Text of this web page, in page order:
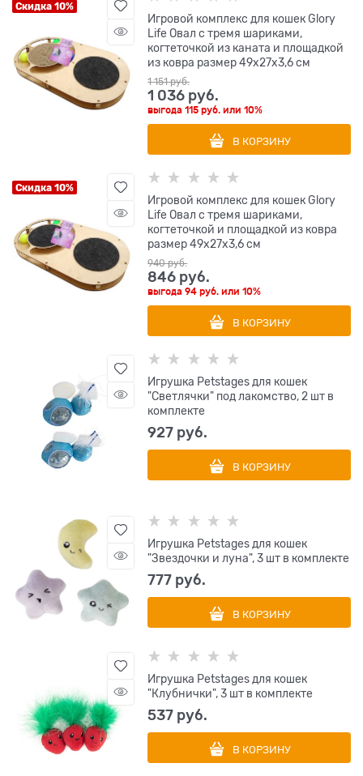
Скидка 10%
Игровой комплекс для кошек Glory
Life Овал с тремя шариками,
когтеточкой из каната и площадкой
из ковра размер 49х27х3,6 см
1 151 руб.
1 036 руб.
выгода115 руб. или10%
В КОРЗИНУ
Скидка 10%
Игровой комплекс для кошек Glory
Life Овал с тремя шариками,
когтеточкой и площадкой из ковра
размер 49х27х3,6 см
940 руб.
846 руб.
выгода94 руб. или10%
В КОРЗИНУ
Игрушка Petstages для кошек
"Светлячки" под лакомство, 2 шт в
комплекте
927 руб.
В КОРЗИНУ
Игрушка Petstages для кошек
"Звездочки и луна", 3 шт в комплекте
777 руб.
В КОРЗИНУ
Игрушка Petstages для кошек
"Клубнички", 3 шт в комплекте
537 руб.
В КОРЗИНУ